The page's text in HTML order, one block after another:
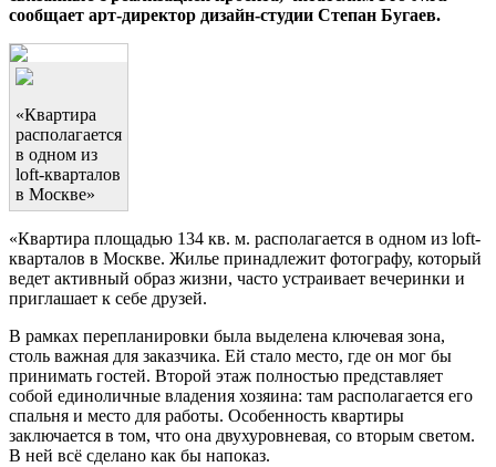
сообщает арт-директор дизайн-студии Степан Бугаев.
«Квартира
располагается
в одном из
loft-кварталов
в Москве»
«Квартира площадью 134 кв. м. располагается в одном из loft-
кварталов в Москве. Жилье принадлежит фотографу, который
ведет активный образ жизни, часто устраивает вечеринки и
приглашает к себе друзей.
В рамках перепланировки была выделена ключевая зона,
столь важная для заказчика. Ей стало место, где он мог бы
принимать гостей. Второй этаж полностью представляет
собой единоличные владения хозяина: там располагается его
спальня и место для работы. Особенность квартиры
заключается в том, что она двухуровневая, со вторым светом.
В ней всё сделано как бы напоказ.